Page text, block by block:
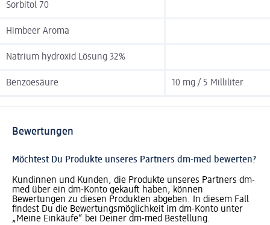
Sorbitol 70
Himbeer Aroma
Natrium hydroxid Lösung 32%
Benzoesäure 10 mg / 5 Milliliter
Bewertungen
Möchtest Du Produkte unseres Partners dm-med bewerten?
Kundinnen und Kunden, die Produkte unseres Partners dm-
med über ein dm-Konto gekauft haben, können
Bewertungen zu diesen Produkten abgeben. In diesem Fall
findest Du die Bewertungsmöglichkeit im dm-Konto unter
„Meine Einkäufe“ bei Deiner dm-med Bestellung.